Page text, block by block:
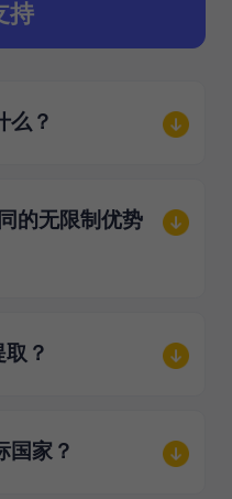
持
么？
的无限制优势
？
国家？